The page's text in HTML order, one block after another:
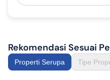
Rekomendasi Sesuai
Properti Serupa Tipe